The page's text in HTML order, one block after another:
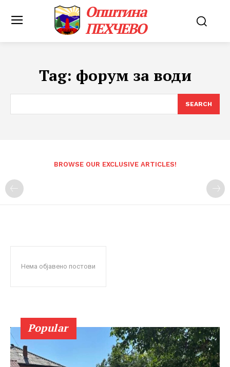
Општина
ПЕХЧЕВО
Tag: форум за води
SEARCH
BROWSE OUR EXCLUSIVE ARTICLES!
Нема објавено постови
Popular